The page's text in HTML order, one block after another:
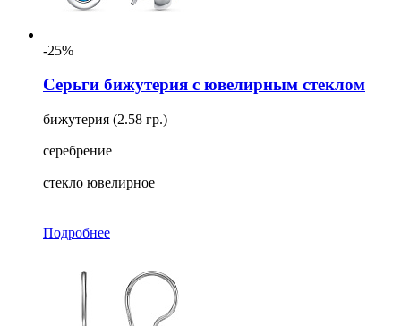
-25%
Серьги бижутерия с ювелирным стеклом
бижутерия (2.58 гр.)
серебрение
стекло ювелирное
Подробнее